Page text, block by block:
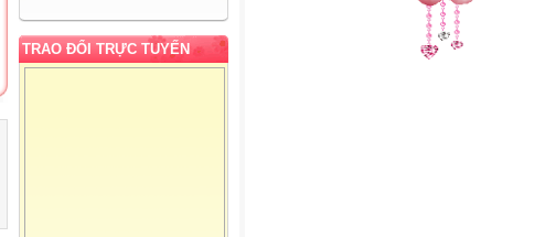
TRAO ĐỔI TRỰC TUYẾN